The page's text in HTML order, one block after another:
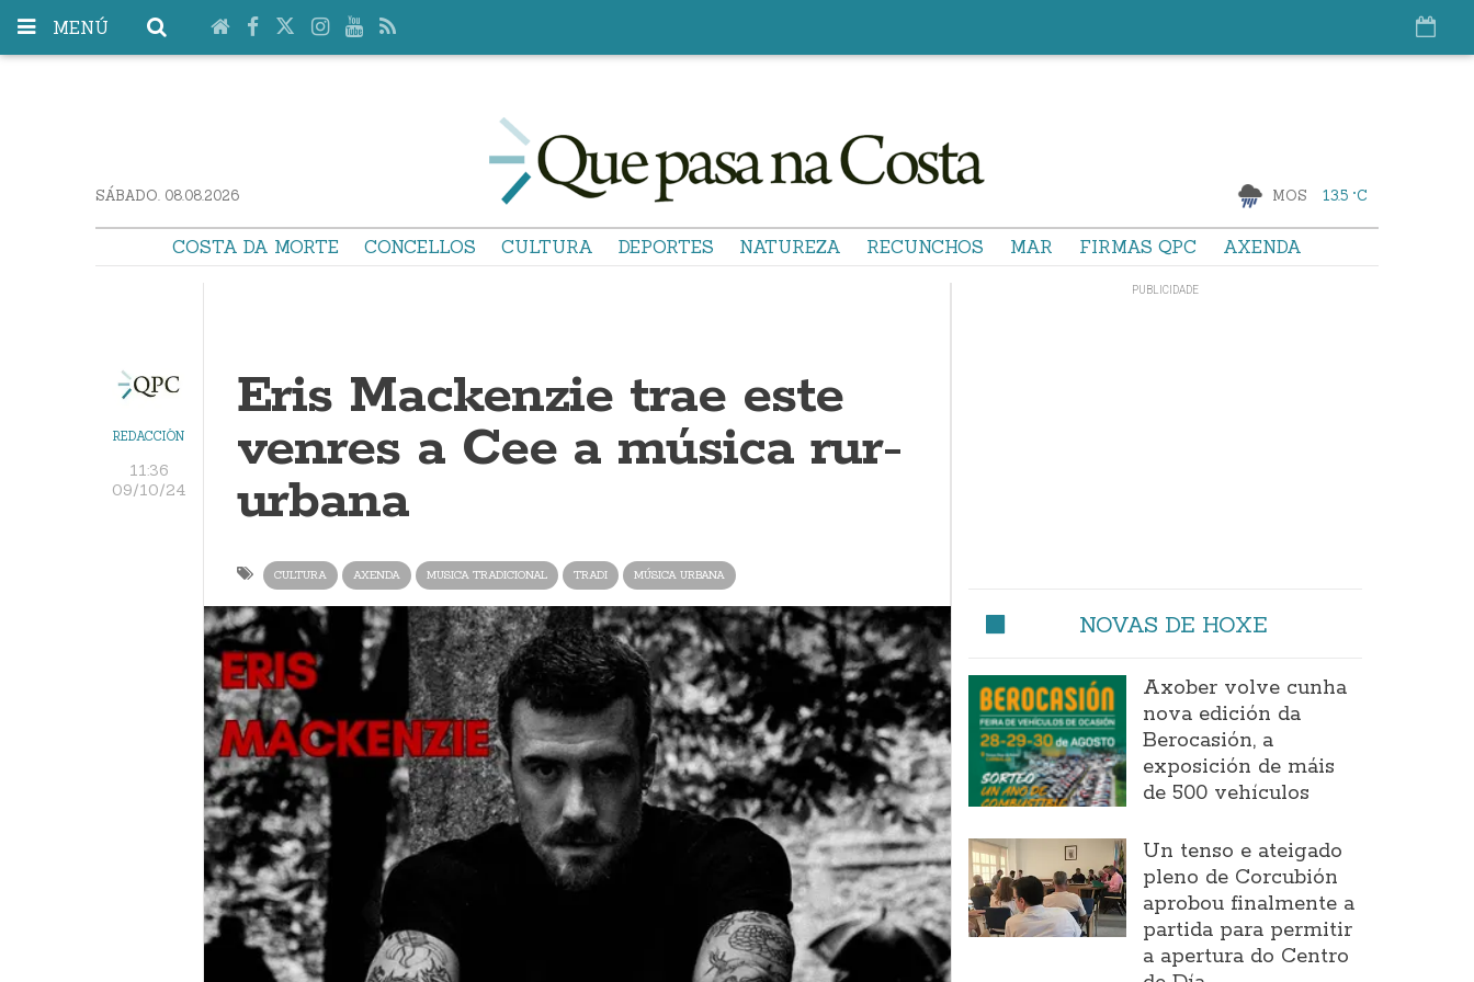
MENÚ
SÁBADO. 08.08.2026 MOS 13.5 °C
COSTA DA MORTE CONCELLOS CULTURA DEPORTES NATUREZA RECUNCHOS MAR FIRMAS QPC AXENDA
REDACCIÓN
11:36
09/10/24
Eris Mackenzie trae este
venres a Cee a música rur-
urbana
CULTURA AXENDA MUSICA TRADICIONAL TRADI MÚSICA URBANA
NOVAS DE HOXE
Axober volve cunha
nova edición da
Berocasión, a
exposición de máis
de 500 vehículos
Un tenso e ateigado
pleno de Corcubión
aprobou finalmente a
partida para permitir
a apertura do Centro